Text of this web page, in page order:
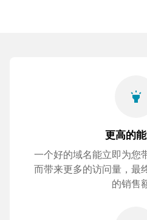
highlight
更高的
一个好的域名能立即为您
而带来更多的访问量，最
的销售